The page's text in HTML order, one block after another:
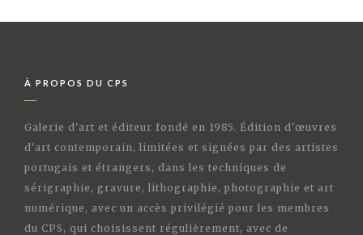
À PROPOS DU CPS
Galerie d'art et éditeur fondé en 1985. Édition d'œuvres
d'art contemporain, limitées et signées par des artistes
portugais et étrangers, dans les techniques de
sérigraphie, gravure, lithographie, photographie et art
numérique, avec un accès privilégié pour les membres
du CPS, qui choisissent régulièrement, avec de